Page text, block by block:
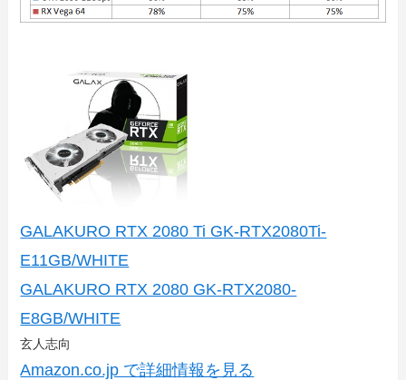
GALAKURO RTX 2080 Ti GK-RTX2080Ti-
E11GB/WHITE
GALAKURO RTX 2080 GK-RTX2080-
E8GB/WHITE
玄人志向
Amazon.co.jp で詳細情報を見る